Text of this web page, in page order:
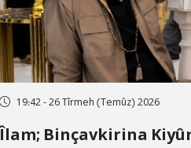
19:42 - 26 Tîrmeh (Temûz) 2026
Îlam; Binçavkirina